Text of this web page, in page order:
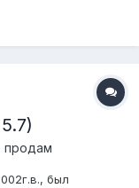
продам
был